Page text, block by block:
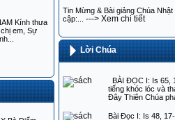
Kính thưa
em, Sự
Tin Mừng & Bài giảng Chúa
cập:... ---> Xem chi tiết
Lời Chúa
BÀI ĐỌC I: Is 65,
tiếng khóc lóc và
Đây Thiên Chúa
Bài Ðọc I: Is 48,